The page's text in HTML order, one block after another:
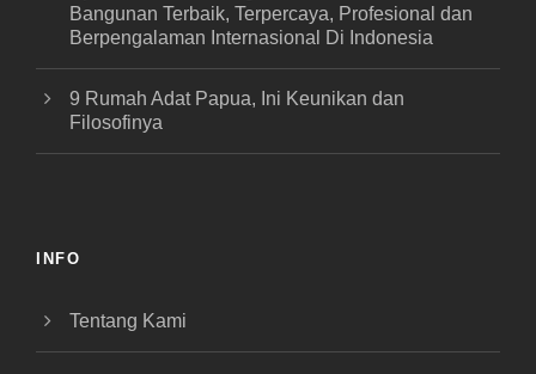
Bangunan Terbaik, Terpercaya, Profesional dan
Berpengalaman Internasional Di Indonesia
9 Rumah Adat Papua, Ini Keunikan dan
Filosofinya
INFO
Tentang Kami